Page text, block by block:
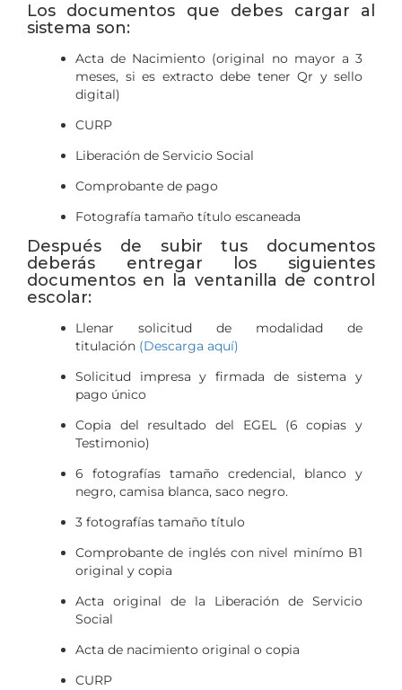
Los documentos que debes cargar al
sistema son:
Acta de Nacimiento (original no mayor a 3
meses, si es extracto debe tener Qr y sello
digital)
CURP
Liberación de Servicio Social
Comprobante de pago
Fotografía tamaño título escaneada
Después de subir tus documentos
deberás entregar los siguientes
documentos en la ventanilla de control
escolar:
Llenar solicitud de modalidad de
titulación (Descarga aquí)
Solicitud impresa y firmada de sistema y
pago único
Copia del resultado del EGEL (6 copias y
Testimonio)
6 fotografías tamaño credencial, blanco y
negro, camisa blanca, saco negro.
3 fotografías tamaño título
Comprobante de inglés con nivel minímo B1
original y copia
Acta original de la Liberación de Servicio
Social
Acta de nacimiento original o copia
CURP